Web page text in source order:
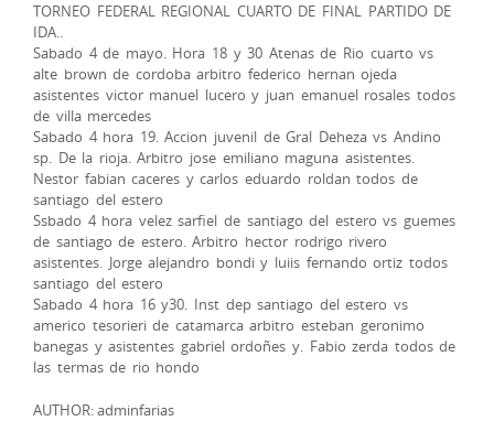
TORNEO FEDERAL REGIONAL CUARTO DE FINAL PARTIDO DE
IDA..
Sabado 4 de mayo. Hora 18 y 30 Atenas de Rio cuarto vs
alte brown de cordoba arbitro federico hernan ojeda
asistentes victor manuel lucero y juan emanuel rosales todos
de villa mercedes
Sabado 4 hora 19. Accion juvenil de Gral Deheza vs Andino
sp. De la rioja. Arbitro jose emiliano maguna asistentes.
Nestor fabian caceres y carlos eduardo roldan todos de
santiago del estero
Ssbado 4 hora velez sarfiel de santiago del estero vs guemes
de santiago de estero. Arbitro hector rodrigo rivero
asistentes. Jorge alejandro bondi y luiis fernando ortiz todos
santiago del estero
Sabado 4 hora 16 y30. Inst dep santiago del estero vs
americo tesorieri de catamarca arbitro esteban geronimo
banegas y asistentes gabriel ordoñes y. Fabio zerda todos de
las termas de rio hondo
AUTHOR: adminfarias